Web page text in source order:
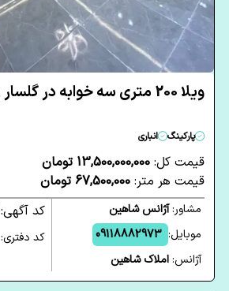
ویلا 200 متری سه خوابه در گلسار رشت
پارکینگ انباری
قیمت کل: 13,500,000,000 تومان
قیمت هر متر: 67,500,000 تومان
مشاور:آژانس شاهین
موبایل: 09118882973
آژانس:املاک شاهین
کد آگهی:
کد دفتری: